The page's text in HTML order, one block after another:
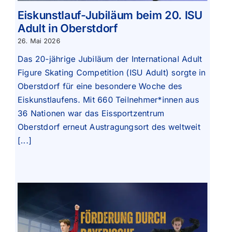
Eiskunstlauf-Jubiläum beim 20. ISU
Adult in Oberstdorf
26. Mai 2026
Das 20-jährige Jubiläum der International Adult
Figure Skating Competition (ISU Adult) sorgte in
Oberstdorf für eine besondere Woche des
Eiskunstlaufens. Mit 660 Teilnehmer*innen aus
36 Nationen war das Eissportzentrum
Oberstdorf erneut Austragungsort des weltweit
[...]